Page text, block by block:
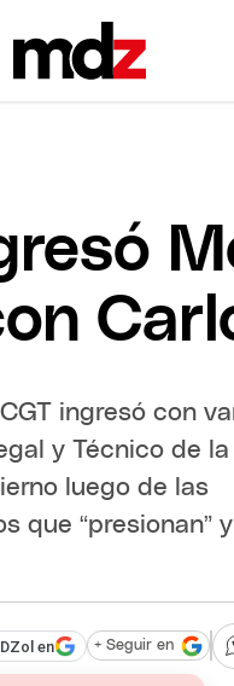
ingresó con
y Técnico de la
luego de las
que “presionan” y
en + Seguir en